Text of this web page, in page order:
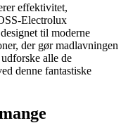
effektivitet,
Electrolux
til moderne
der gør madlavningen
alle de
denne fantastiske